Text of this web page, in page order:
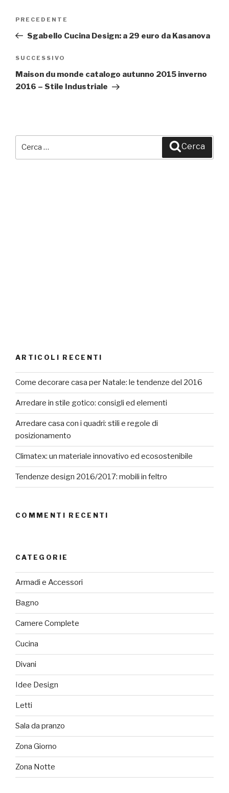
Articolo
precedente:
PRECEDENTE
Sgabello Cucina Design: a 29 euro da Kasanova
Articolo
successivo
SUCCESSIVO
Maison du monde catalogo autunno 2015 inverno
2016 – Stile Industriale
Cerca
ARTICOLI RECENTI
Come decorare casa per Natale: le tendenze del 2016
Arredare in stile gotico: consigli ed elementi
Arredare casa con i quadri: stili e regole di
posizionamento
Climatex: un materiale innovativo ed ecosostenibile
Tendenze design 2016/2017: mobili in feltro
COMMENTI RECENTI
CATEGORIE
Armadi e Accessori
Bagno
Camere Complete
Cucina
Divani
Idee Design
Letti
Sala da pranzo
Zona Giorno
Zona Notte